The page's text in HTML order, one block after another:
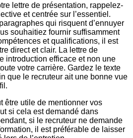
lettre de présentation, rappelez-
et centrée sur l’essentiel.
qui risquent d’ennuyer
souhaitiez fournir suffisamment
et qualifications, il est
direct et clair. La lettre de
introduction efficace et non une
votre carrière. Gardez le texte
que le recruteur ait une bonne vue
être utile de mentionner vos
si cela est demandé dans
si le recruteur ne demande
il est préférable de laisser